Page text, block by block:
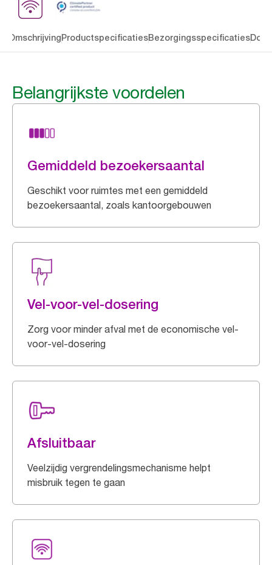
OmschrijvingProductspecificatiesBezorgingsspecificaties
Belangrijkste voordelen
Gemiddeld bezoekersaantal
Geschikt voor ruimtes met een gemiddeld
bezoekersaantal, zoals kantoorgebouwen
Vel-voor-vel-dosering
Zorg voor minder afval met de economische vel-
voor-vel-dosering
Afsluitbaar
Veelzijdig vergrendelingsmechanisme helpt
misbruik tegen te gaan